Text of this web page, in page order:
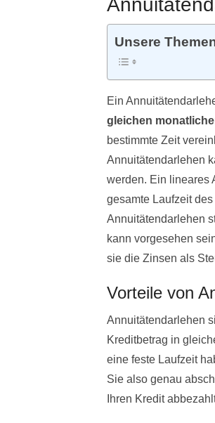
Unsere
Ein
gleichen
bestimmte Zeit
Annuitätendarlehen
werden. Ein lineares
gesamte Laufzeit
Annuitätendarlehen
kann vorgesehen
sie die Zinsen als
Vorteile von
Annuitätendarlehen
Kreditbetrag in
eine feste Laufzeit
Sie also genau
Ihren Kredit